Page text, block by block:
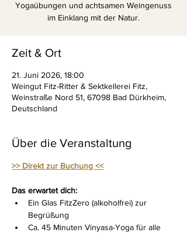
Yogaübungen und achtsamen Weingenuss
im Einklang mit der Natur.
Zeit & Ort
21. Juni 2026, 18:00
Weingut Fitz-Ritter & Sektkellerei Fitz,
Weinstraße Nord 51, 67098 Bad Dürkheim,
Deutschland
Über die Veranstaltung
>> Direkt zur Buchung <<
Das erwartet dich:
Ein Glas FitzZero (alkoholfrei) zur
Begrüßung
Ca. 45 Minuten Vinyasa-Yoga für alle